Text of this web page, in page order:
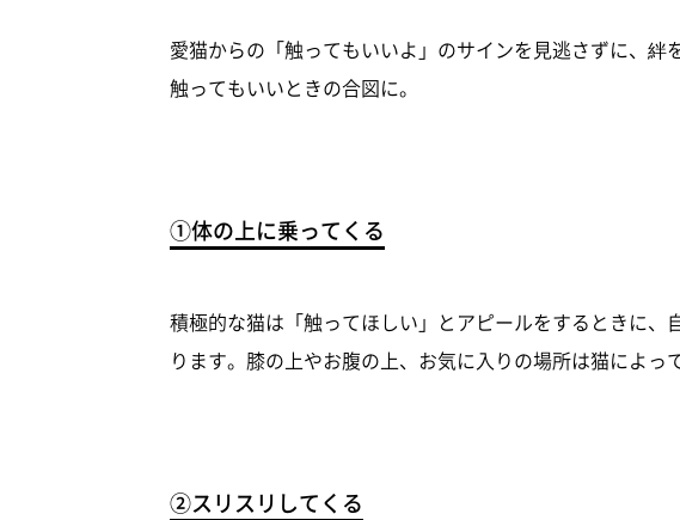
愛猫からの「触ってもいいよ」のサインを見逃さずに、絆
触ってもいいときの合図に。
①体の上に乗ってくる
積極的な猫は「触ってほしい」とアピールをするときに、
ります。膝の上やお腹の上、お気に入りの場所は猫によっ
②スリスリしてくる